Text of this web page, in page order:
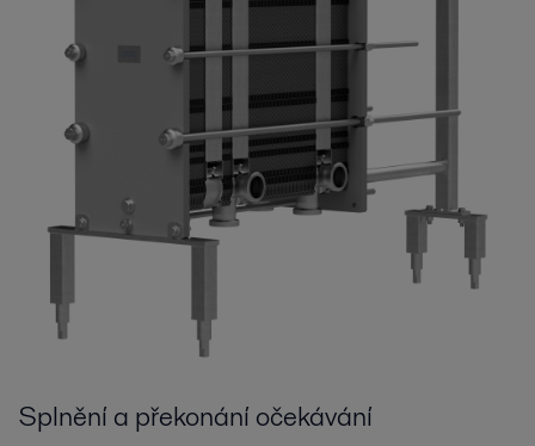
Splnění a překonání očekávání